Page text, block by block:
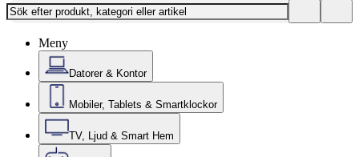
Meny
Datorer & Kontor
Mobiler, Tablets & Smartklockor
TV, Ljud & Smart Hem